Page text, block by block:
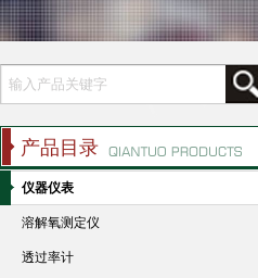
产品目录
仪器仪表
溶解氧测定仪
透过率计